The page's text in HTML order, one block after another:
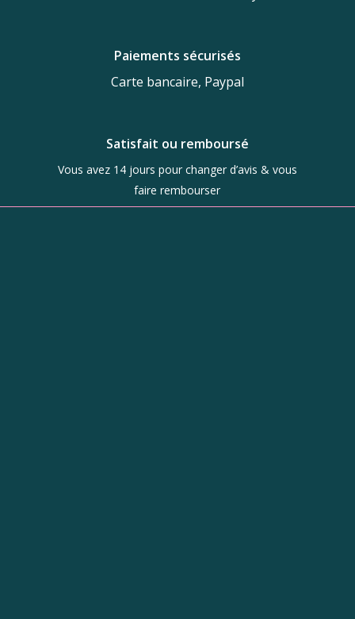
Paiements sécurisés
Carte bancaire, Paypal
Satisfait ou remboursé
Vous avez 14 jours pour changer d’avis & vous
faire rembourser